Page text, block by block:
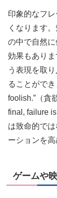
印象的なフ
くなります
の中で自然
効果もあり
う表現を取
ることがで
foolish.”（貪
final, failure
は致命的で
ーションを高
ゲームや